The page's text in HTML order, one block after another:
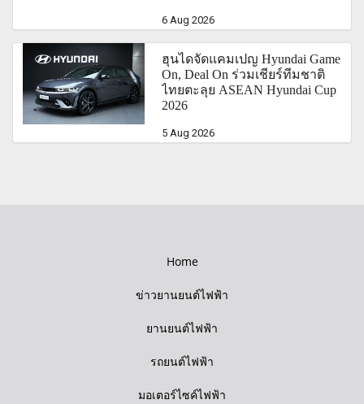
6 Aug 2026
ฮุนไดจัดแคมเปญ Hyundai Game
On, Deal On ร่วมเชียร์ทีมชาติ
ไทยตะลุย ASEAN Hyundai Cup
2026
5 Aug 2026
Home
ข่าวยานยนต์ไฟฟ้า
ยานยนต์ไฟฟ้า
รถยนต์ไฟฟ้า
มอเตอร์ไซค์ไฟฟ้า